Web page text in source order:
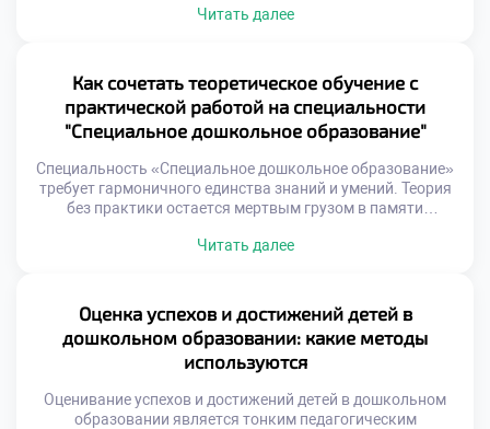
развития. Каждая функция имеет четкую цель и
связующим звеном между ребенком и миром. Он
адаптирует социальный опыт под возможности малыша.
Функции […]
Читать далее
Как сочетать теоретическое обучение с
практической работой на специальности
"Специальное дошкольное образование"
Специальность «Специальное дошкольное образование»
требует гармоничного единства знаний и умений. Теория
без практики остается мертвым грузом в памяти
механическое ремесло. Успешный специалист умеет
пониманием этой взаимосвязи. Образовательный
процесс строится на постоянном диалоге науки и жизни.
Только синтез […]
Читать далее
Оценка успехов и достижений детей в
дошкольном образовании: какие методы
используются
Оценивание успехов и достижений детей в дошкольном
образовании является тонким педагогическим